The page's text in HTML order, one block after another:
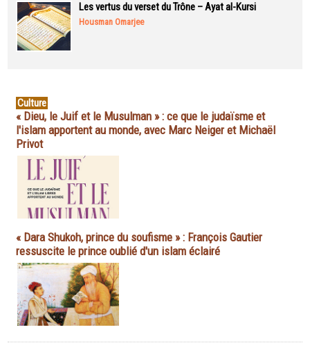
Les vertus du verset du Trône – Ayat al-Kursi
Housman Omarjee
Culture
« Dieu, le Juif et le Musulman » : ce que le judaïsme et
l'islam apportent au monde, avec Marc Neiger et Michaël
Privot
« Dara Shukoh, prince du soufisme » : François Gautier
ressuscite le prince oublié d'un islam éclairé